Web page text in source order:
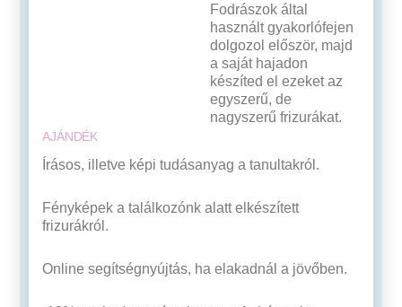
Fodrászok által
használt gyakorlófejen
dolgozol először, majd
a saját hajadon
készíted el ezeket az
egyszerű, de
nagyszerű frizurákat.
AJÁNDÉK
Írásos, illetve képi tudásanyag a tanultakról.
Fényképek a találkozónk alatt elkészített
frizurákról.
Online segítségnyújtás, ha elakadnál a jövőben.